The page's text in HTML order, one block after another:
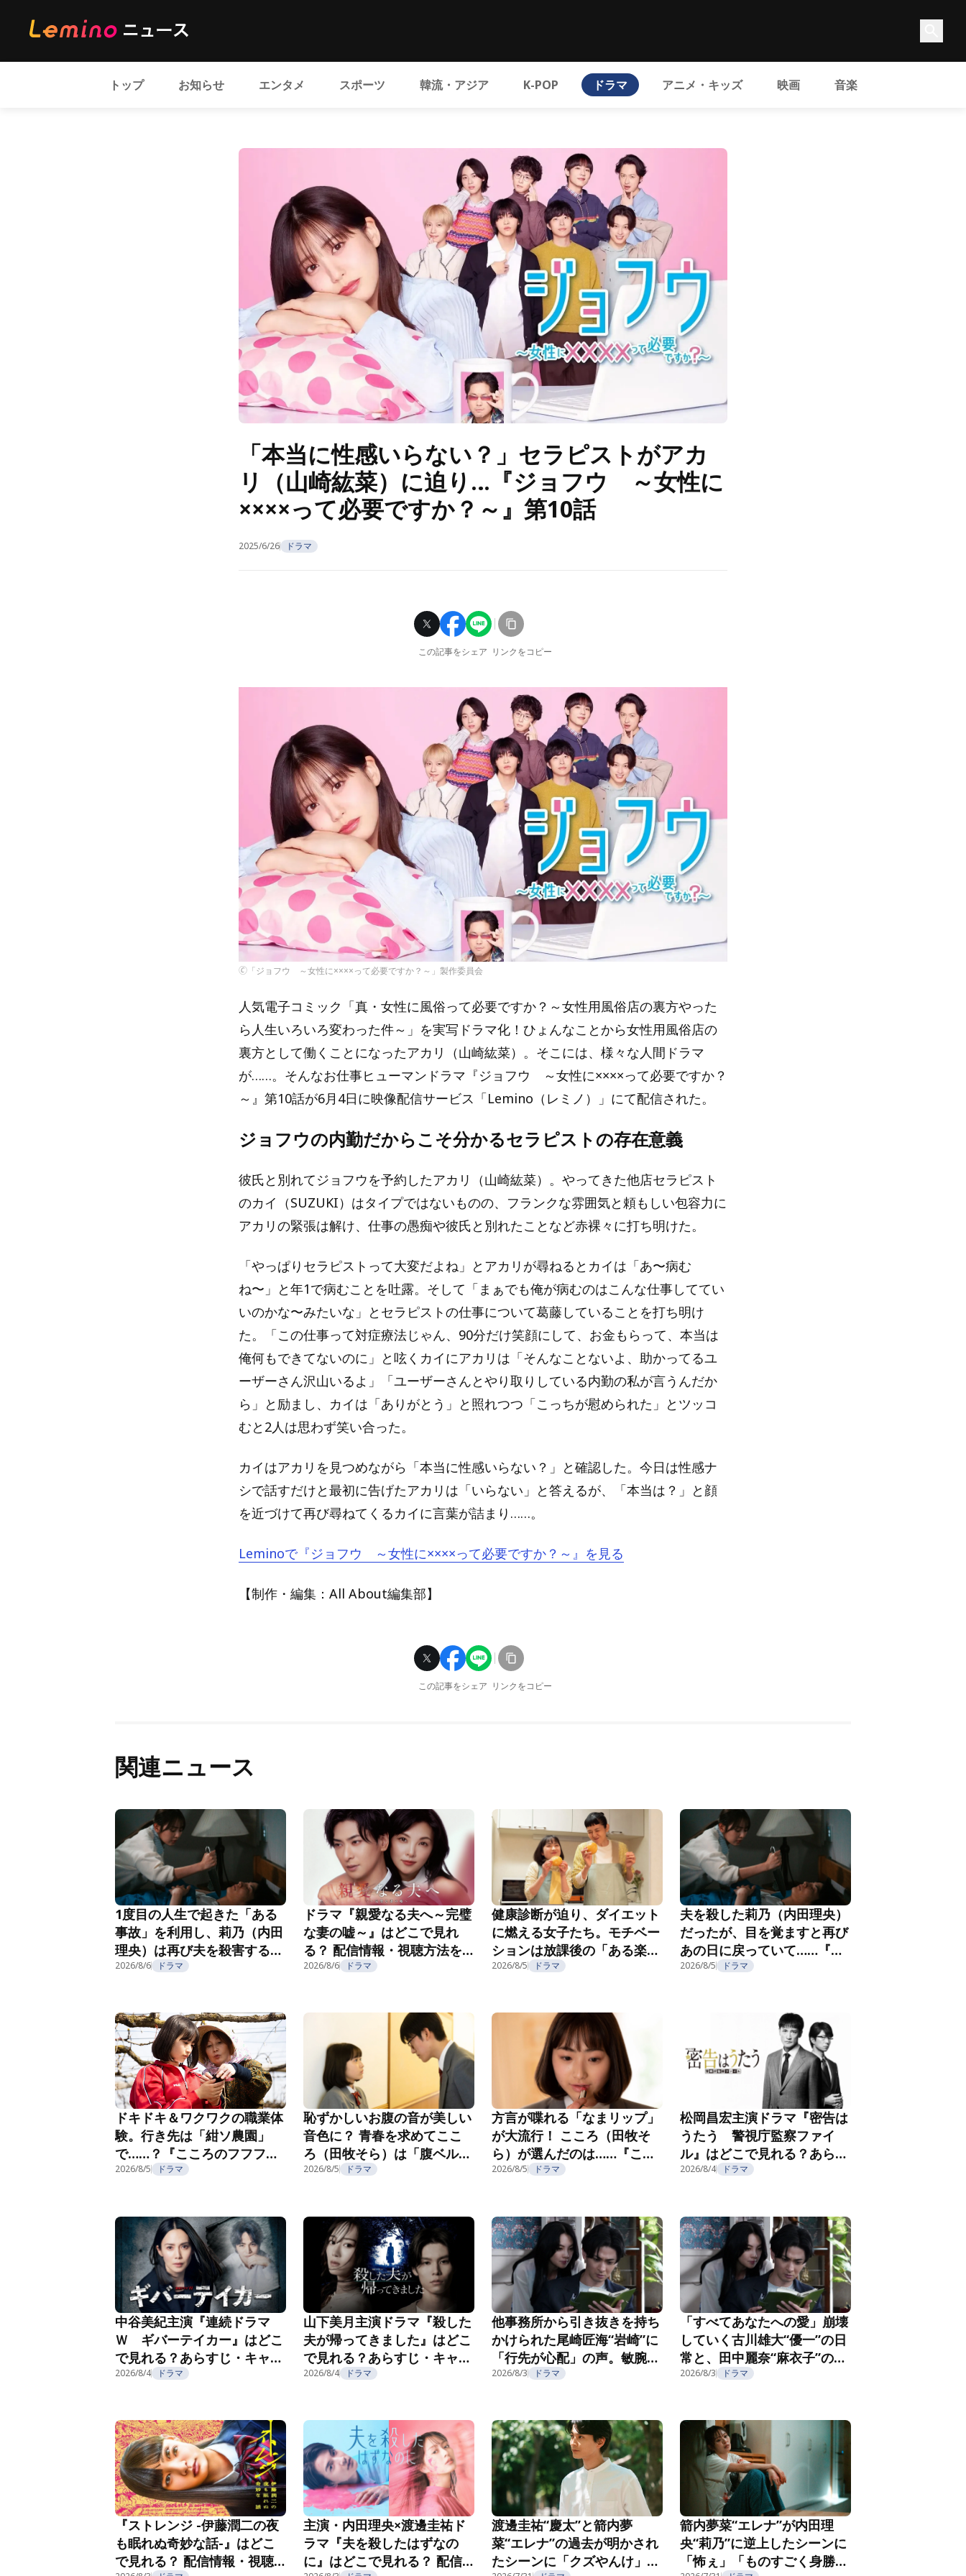
トップ お知らせ エンタメ スポーツ 韓流・アジア K-POP ドラマ アニメ・キッズ 映画 音楽
「本当に性感いらない？」セラピストがアカ
リ（山崎紘菜）に迫り…『ジョフウ ～女性に
××××って必要ですか？～』第10話
2025/6/26 ドラマ
この記事をシェア リンクをコピー
🄫「ジョフウ ～女性に××××って必要ですか？～」製作委員会
人気電子コミック「真・女性に風俗って必要ですか？～女性用風俗店の裏方やった
ら人生いろいろ変わった件～」を実写ドラマ化！ひょんなことから女性用風俗店の
裏方として働くことになったアカリ（山崎紘菜）。そこには、様々な人間ドラマ
が……。そんなお仕事ヒューマンドラマ『ジョフウ ～女性に××××って必要ですか？
～』第10話が6月4日に映像配信サービス「Lemino（レミノ）」にて配信された。
ジョフウの内勤だからこそ分かるセラピストの存在意義
彼氏と別れてジョフウを予約したアカリ（山崎紘菜）。やってきた他店セラピスト
のカイ（SUZUKI）はタイプではないものの、フランクな雰囲気と頼もしい包容力に
アカリの緊張は解け、仕事の愚痴や彼氏と別れたことなど赤裸々に打ち明けた。
「やっぱりセラピストって大変だよね」とアカリが尋ねるとカイは「あ〜病む
ね〜」と年1で病むことを吐露。そして「まぁでも俺が病むのはこんな仕事しててい
いのかな〜みたいな」とセラピストの仕事について葛藤していることを打ち明け
た。「この仕事って対症療法じゃん、90分だけ笑顔にして、お金もらって、本当は
俺何もできてないのに」と呟くカイにアカリは「そんなことないよ、助かってるユ
ーザーさん沢山いるよ」「ユーザーさんとやり取りしている内勤の私が言うんだか
ら」と励まし、カイは「ありがとう」と照れつつ「こっちが慰められた」とツッコ
むと2人は思わず笑い合った。
カイはアカリを見つめながら「本当に性感いらない？」と確認した。今日は性感ナ
シで話すだけと最初に告げたアカリは「いらない」と答えるが、「本当は？」と顔
を近づけて再び尋ねてくるカイに言葉が詰まり……。
Leminoで『ジョフウ ～女性に××××って必要ですか？～』を見る
【制作・編集：All About編集部】
この記事をシェア リンクをコピー
関連ニュース
1度目の人生で起きた「ある
事故」を利用し、莉乃（内田
理央）は再び夫を殺害する
『夫を殺したはずなのに』第
2026/8/6 ドラマ
ドラマ『親愛なる夫へ～完璧
な妻の嘘～』はどこで見れ
る？ 配信情報・視聴方法を
紹介
2026/8/6 ドラマ
健康診断が迫り、ダイエット
に燃える女子たち。モチベー
ションは放課後の「ある楽し
み」で……？『こころのフフ
2026/8/5 ドラマ
夫を殺した莉乃（内田理央）
だったが、目を覚ますと再び
あの日に戻っていて……『夫
を殺したはずなのに』第2話
2026/8/5 ドラマ
ドキドキ＆ワクワクの職業体
験。行き先は「紺ソ農園」
で……？『こころのフフフ』
第4話
2026/8/5 ドラマ
恥ずかしいお腹の音が美しい
音色に？ 青春を求めてここ
ろ（田牧そら）は「腹ベル
部」へ！『こころのフフフ』
2026/8/5 ドラマ
方言が喋れる「なまリップ」
が大流行！ こころ（田牧そ
ら）が選んだのは……『ここ
ろのフフフ』第2話
2026/8/5 ドラマ
松岡昌宏主演ドラマ『密告は
うたう 警視庁監察ファイ
ル』はどこで見れる？あらす
じ・キャスト・配信視聴方法
2026/8/4 ドラマ
中谷美紀主演『連続ドラマ
Ｗ ギバーテイカー』はどこ
で見れる？あらすじ・キャス
ト・配信視聴方法を紹介
2026/8/4 ドラマ
山下美月主演ドラマ『殺した
夫が帰ってきました』はどこ
で見れる？あらすじ・キャス
ト・配信視聴方法を紹介
2026/8/4 ドラマ
他事務所から引き抜きを持ち
かけられた尾崎匠海“岩崎”に
「行先が心配」の声。敏腕社
長の企みにゾッ…『親愛なる
2026/8/3 ドラマ
「すべてあなたへの愛」崩壊
していく古川雄大“優一”の日
常と、田中麗奈“麻衣子”の不
気味な微笑み『親愛なる夫へ
2026/8/3 ドラマ
『ストレンジ -伊藤潤二の夜
も眠れぬ奇妙な話-』はどこ
で見れる？ 配信情報・視聴
主演・内田理央×渡邊圭祐ド
ラマ『夫を殺したはずなの
に』はどこで見れる？ 配信
渡邊圭祐“慶太”と箭内夢
菜“エレナ”の過去が明かされ
たシーンに「クズやんけ」
箭内夢菜“エレナ”が内田理
央“莉乃”に逆上したシーンに
「怖ぇ」「ものすごく身勝